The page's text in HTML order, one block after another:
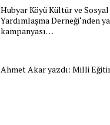
Hubyar Köyü Kültür ve Sosyal
Yardımlaşma Derneği‘nden
kampanyası…
Ahmet Akar yazdı: Milli